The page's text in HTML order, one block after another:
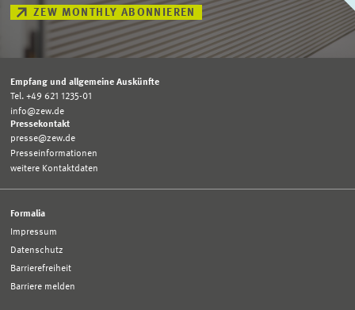
ZEW MONTHLY ABONNIEREN
Empfang und allgemeine Auskünfte
Tel. +49 621 1235-01
info@zew.de
Pressekontakt
presse@zew.de
Presseinformationen
weitere Kontaktdaten
Formalia
Impressum
Datenschutz
Barrierefreiheit
Barriere melden